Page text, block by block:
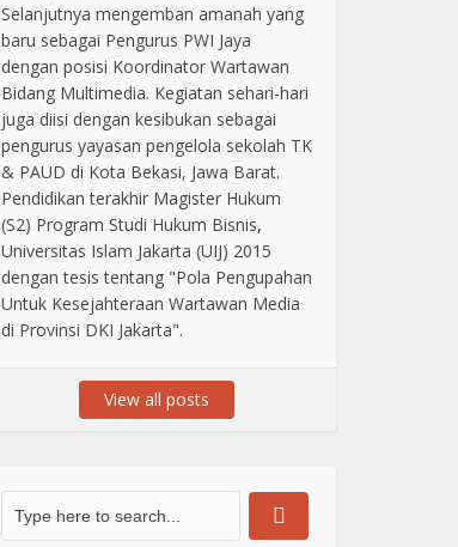
Selanjutnya mengemban amanah yang
baru sebagai Pengurus PWI Jaya
dengan posisi Koordinator Wartawan
Bidang Multimedia. Kegiatan sehari-hari
juga diisi dengan kesibukan sebagai
pengurus yayasan pengelola sekolah TK
& PAUD di Kota Bekasi, Jawa Barat.
Pendidikan terakhir Magister Hukum
(S2) Program Studi Hukum Bisnis,
Universitas Islam Jakarta (UIJ) 2015
dengan tesis tentang "Pola Pengupahan
Untuk Kesejahteraan Wartawan Media
di Provinsi DKI Jakarta".
View all posts